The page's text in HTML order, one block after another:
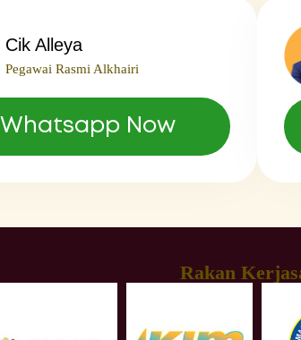
Cik Alleya
Pegawai Rasmi Alkhairi
Whatsapp Now
Rakan